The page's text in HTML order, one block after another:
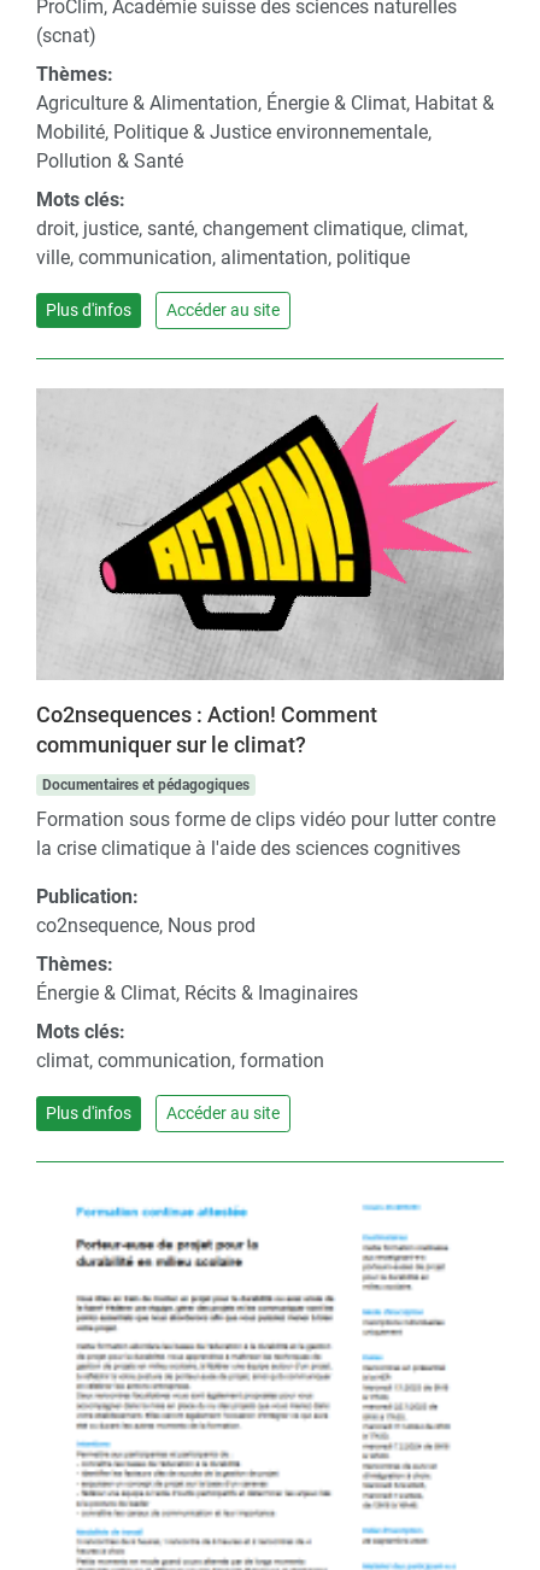
ProClim, Académie suisse des sciences naturelles
(scnat)
Thèmes:
Agriculture & Alimentation, Énergie & Climat, Habitat &
Mobilité, Politique & Justice environnementale,
Pollution & Santé
Mots clés:
droit, justice, santé, changement climatique, climat,
ville, communication, alimentation, politique
Plus d'infos Accéder au site
Co2nsequences : Action! Comment
communiquer sur le climat?
Documentaires et pédagogiques
Formation sous forme de clips vidéo pour lutter contre
la crise climatique à l'aide des sciences cognitives
Publication:
co2nsequence, Nous prod
Thèmes:
Énergie & Climat, Récits & Imaginaires
Mots clés:
climat, communication, formation
Plus d'infos Accéder au site